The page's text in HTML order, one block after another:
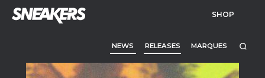
SHOP
NEWS RELEASES MARQUES